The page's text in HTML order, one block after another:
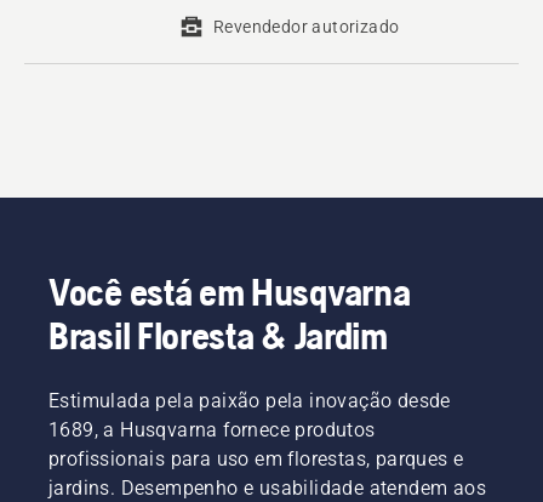
Revendedor autorizado
Você está em Husqvarna
Brasil Floresta & Jardim
Estimulada pela paixão pela inovação desde
1689, a Husqvarna fornece produtos
profissionais para uso em florestas, parques e
jardins. Desempenho e usabilidade atendem aos